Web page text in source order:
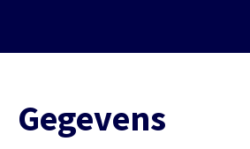
Gegevens